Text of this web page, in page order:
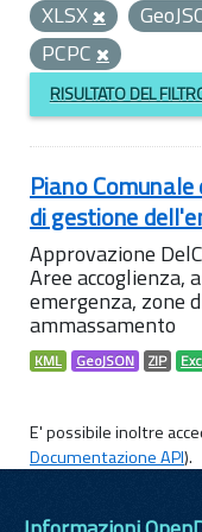
XLSX
PCPC
RISULTATO DEL
Piano
di gestione
Approvazione
Aree accoglienza,
emergenza, zone
ammassamento
KML GeoJSON ZIP
E' possibile inoltre
Documentazione API).